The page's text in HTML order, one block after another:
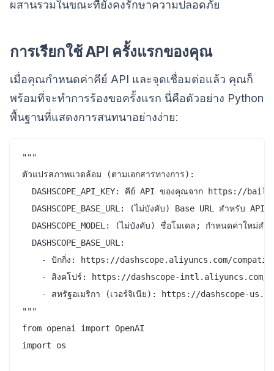
ผสานรวมในขณะที่ยังคงรักษาความปลอดภัย
การเรียกใช้ API ครั้งแรกของคุณ
เมื่อคุณกำหนดค่าคีย์ API และจุดเชื่อมต่อแล้ว คุณก็
พร้อมที่จะทำการร้องขอครั้งแรก นี่คือตัวอย่าง Python
พื้นฐานที่แสดงการสนทนาอย่างง่าย:
"""
ตัวแปรสภาพแวดล้อม (ตามเอกสารทางการ):
DASHSCOPE_API_KEY: คีย์ API ของคุณจาก https://
DASHSCOPE_BASE_URL: (ไม่บังคับ) Base URL สำหรับ API
DASHSCOPE_MODEL: (ไม่บังคับ) ชื่อโมเดล; กำหนดค่าใหม่สำ
  DASHSCOPE_BASE_URL:
- ปักกิ่ง: https://dashscope.aliyuncs.com/
- สิงคโปร์: https://dashscope-intl.aliyuncs.com/
- สหรัฐอเมริกา (เวอร์จิเนีย): https://dashscope-
"""
from openai import OpenAI
import os